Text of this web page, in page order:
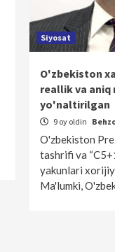
Siyosat
O'zbekiston
reallik va
yo'naltirilgan
9 oy oldin
O'zbekiston
tashrifi va
yakunlari
Ma'lumki,